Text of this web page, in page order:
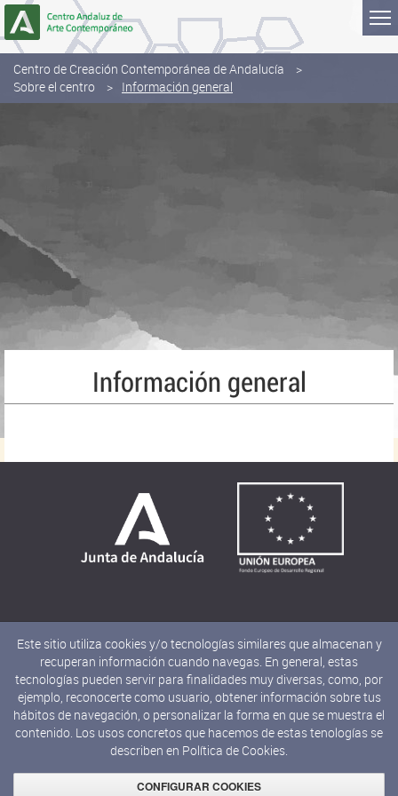
Saltar al contenido
Centro de Creación Contemporánea de Andalucía
Sobre el centro
Información general
Información general
Consejería de Cultura y Deporte
Este sitio utiliza cookies y/o tecnologías similares que almacenan y
recuperan información cuando navegas. En general, estas
tecnologías pueden servir para finalidades muy diversas, como, por
ejemplo, reconocerte como usuario, obtener información sobre tus
hábitos de navegación, o personalizar la forma en que se muestra el
contenido. Los usos concretos que hacemos de estas tenologías se
describen en Política de Cookies.
CONFIGURAR COOKIES